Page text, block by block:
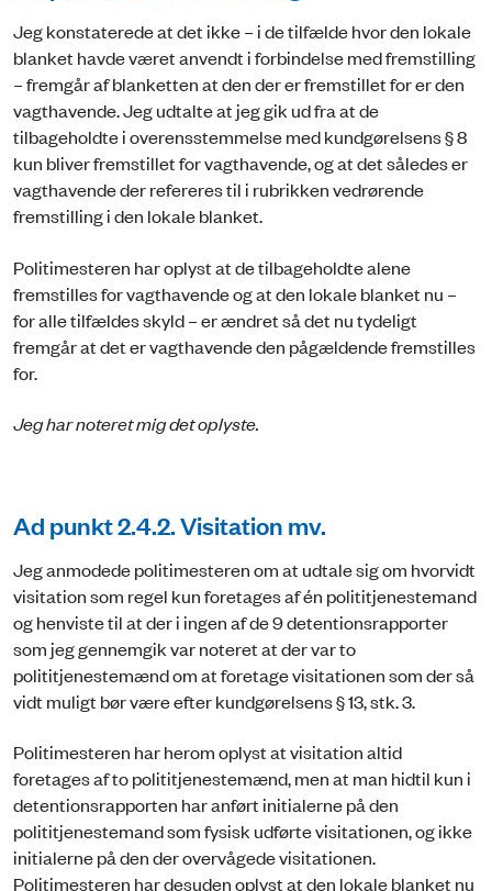
Jeg konstaterede at det ikke – i de tilfælde hvor den lokale
blanket havde været anvendt i forbindelse med fremstilling
– fremgår af blanketten at den der er fremstillet for er den
vagthavende. Jeg udtalte at jeg gik ud fra at de
tilbageholdte i overensstemmelse med kundgørelsens § 8
kun bliver fremstillet for vagthavende, og at det således er
vagthavende der refereres til i rubrikken vedrørende
fremstilling i den lokale blanket.
Politimesteren har oplyst at de tilbageholdte alene
fremstilles for vagthavende og at den lokale blanket nu –
for alle tilfældes skyld – er ændret så det nu tydeligt
fremgår at det er vagthavende den pågældende fremstilles
for.
Jeg har noteret mig det oplyste.
Ad punkt 2.4.2. Visitation mv.
Jeg anmodede politimesteren om at udtale sig om hvorvidt
visitation som regel kun foretages af én polititjenestemand
og henviste til at der i ingen af de 9 detentionsrapporter
som jeg gennemgik var noteret at der var to
polititjenestemænd om at foretage visitationen som der så
vidt muligt bør være efter kundgørelsens § 13, stk. 3.
Politimesteren har herom oplyst at visitation altid
foretages af to polititjenestemænd, men at man hidtil kun i
detentionsrapporten har anført initialerne på den
polititjenestemand som fysisk udførte visitationen, og ikke
initialerne på den der overvågede visitationen.
Politimesteren har desuden oplyst at den lokale blanket nu